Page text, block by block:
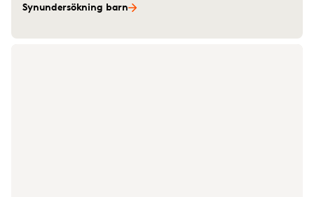
Synundersökning barn